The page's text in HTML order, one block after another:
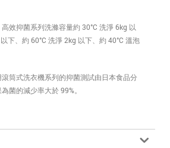
效抑菌系列洗滌容量約 30°C 洗淨 6kg 以
下、約 60°C 洗淨 2kg 以下、約 40°C 溫泡
筒式洗衣機系列的抑菌測試由日本食品分
菌的減少率大於 99%。